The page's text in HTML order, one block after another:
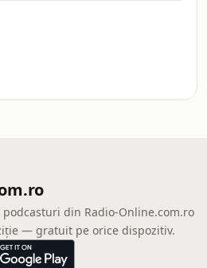
din Radio-Online.com.ro
— gratuit pe orice dispozitiv.